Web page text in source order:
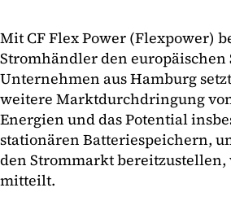
Mit CF Flex Power (Flexpower)
Stromhändler den europäischen
Unternehmen aus Hamburg
weitere Marktdurchdringung
Energien und das Potential
stationären Batteriespeichern,
den Strommarkt
mitteilt.